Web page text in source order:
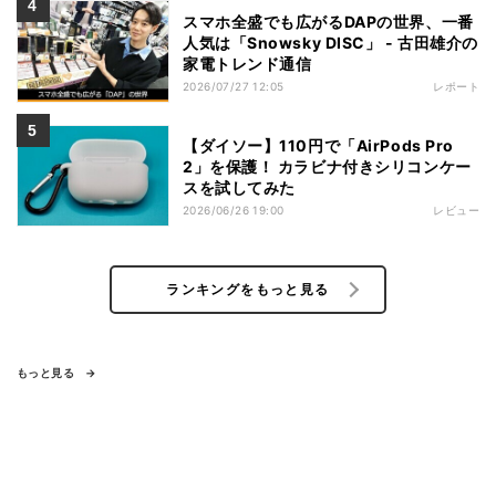
スマホ全盛でも広がるDAPの世界、一番
人気は「Snowsky DISC」 - 古田雄介の
家電トレンド通信
2026/07/27 12:05 レポート
【ダイソー】110円で「AirPods Pro
2」を保護！ カラビナ付きシリコンケー
スを試してみた
2026/06/26 19:00 レビュー
ランキングをもっと見る
もっと見る